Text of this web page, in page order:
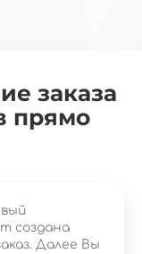
заказа
прямо
создана
Далее Вы